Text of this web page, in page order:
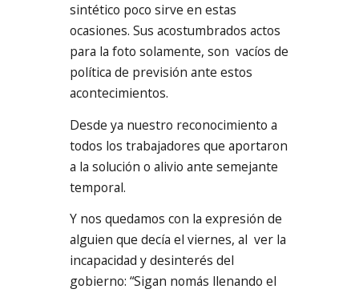
sintético poco sirve en estas
ocasiones. Sus acostumbrados actos
para la foto solamente, son vacíos de
política de previsión ante estos
acontecimientos.
Desde ya nuestro reconocimiento a
todos los trabajadores que aportaron
a la solución o alivio ante semejante
temporal.
Y nos quedamos con la expresión de
alguien que decía el viernes, al ver la
incapacidad y desinterés del
gobierno: “Sigan nomás llenando el